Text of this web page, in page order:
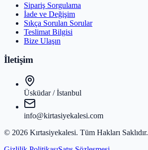
Sipariş Sorgulama
İade ve Değişim
Sıkça Sorulan Sorular
Teslimat Bilgisi
Bize Ulaşın
İletişim
Üsküdar / İstanbul
info@kirtasiyekalesi.com
© 2026 Kırtasiyekalesi. Tüm Hakları Saklıdır.